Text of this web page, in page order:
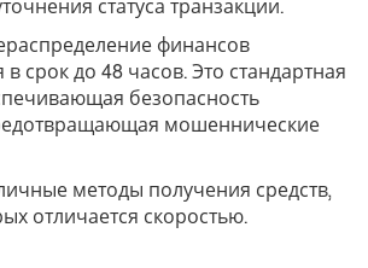
статуса транзакции.
финансов
срок до 48 часов. Это стандартная
безопасность
мошеннические
методы получения средств,
отличается скоростью.